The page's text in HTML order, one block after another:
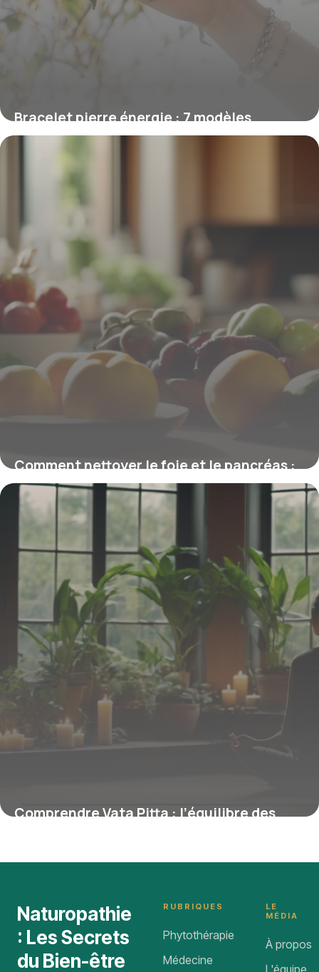
Bracelet pierre énergie : 7 modèles
incontournables
Comment nettoyer le foie et le pancréas :
astuces naturelles pour une détox efficace
26 mars 2026
Comprendre Vata Pitta : l’équilibre des
12 mars 2026
Naturopathie
: Les Secrets
du Bien-être
RUBRIQUES
Phytothérapie
Médecine
LE
MÉDIA
À propos